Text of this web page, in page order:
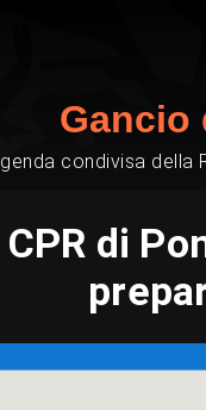
Gancio
condivisa della
di